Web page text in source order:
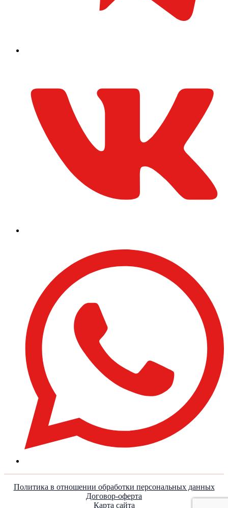
Политика в отношении обработки персональных данных
Договор-оферта
Карта сайта